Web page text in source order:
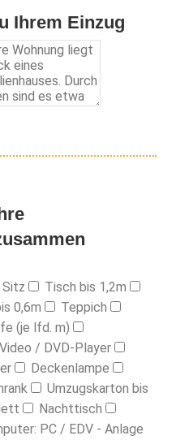
Ihrem Einzug
Sitz
Tisch bis 1,2m
0,6m
Teppich
(je lfd. m)
Video / DVD-Player
Deckenlampe
Umzugskarton bis
Nachttisch
PC / EDV - Anlage